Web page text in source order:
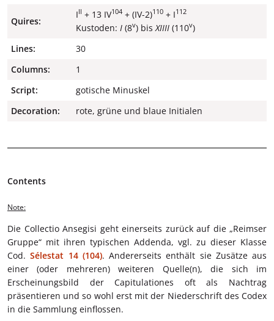
Quires:
III + 13 IV104 + (IV-2)110 + I112
Kustoden: I (8v) bis XIIII (110v)
Lines:
30
Columns:
1
Script:
gotische Minuskel
Decoration:
rote, grüne und blaue Initialen
Contents
Note:
Die Collectio Ansegisi geht einerseits zurück auf die „Reimser
Gruppe“ mit ihren typischen Addenda, vgl. zu dieser Klasse
Cod.Sélestat 14 (104). Andererseits enthält sie Zusätze aus
einer (oder mehreren) weiteren Quelle(n), die sich im
Erscheinungsbild der Capitulationes oft als Nachtrag
präsentieren und so wohl erst mit der Niederschrift des Codex
in die Sammlung einflossen.